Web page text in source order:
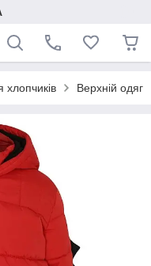
хлопчиків Верхній одяг